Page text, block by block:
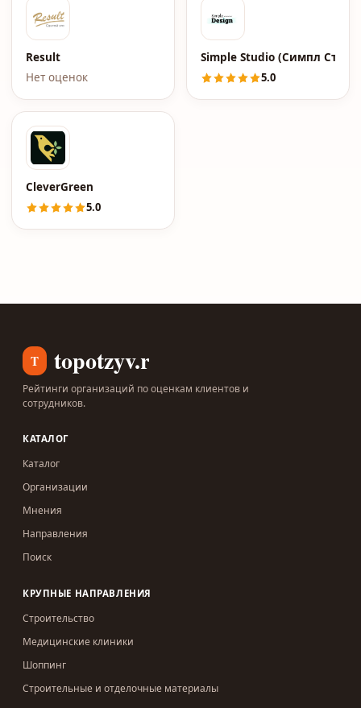
Result
Нет оценок
Simple Studio (Симпл
5.0
CleverGreen
5.0
T topotzyv.ru
Рейтинги организаций по оценкам клиентов и
сотрудников.
КАТАЛОГ
Каталог
Организации
Мнения
Направления
Поиск
КРУПНЫЕ НАПРАВЛЕНИЯ
Строительство
Медицинские клиники
Шоппинг
Строительные и отделочные материалы